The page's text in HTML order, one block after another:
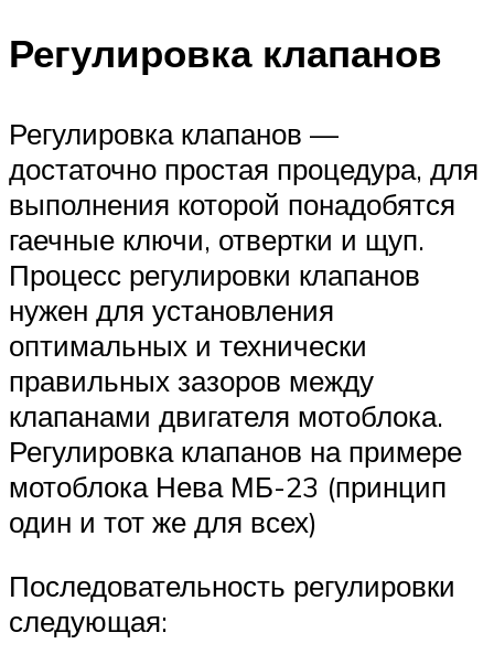
Регулировка клапанов
Регулировка клапанов —
достаточно простая процедура, для
выполнения которой понадобятся
гаечные ключи, отвертки и щуп.
Процесс регулировки клапанов
нужен для установления
оптимальных и технически
правильных зазоров между
клапанами двигателя мотоблока.
Регулировка клапанов на примере
мотоблока Нева МБ-23 (принцип
один и тот же для всех)
Последовательность регулировки
следующая: